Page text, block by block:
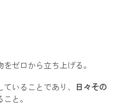
ゼロから立ち上げる。
いることであり、 日々その
と。